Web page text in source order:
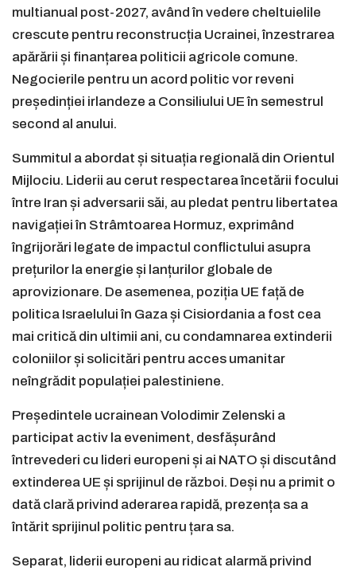
multianual post-2027, având în vedere cheltuielile
crescute pentru reconstrucția Ucrainei, înzestrarea
apărării și finanțarea politicii agricole comune.
Negocierile pentru un acord politic vor reveni
președinției irlandeze a Consiliului UE în semestrul
second al anului.
Summitul a abordat și situația regională din Orientul
Mijlociu. Liderii au cerut respectarea încetării focului
între Iran și adversarii săi, au pledat pentru libertatea
navigației în Strâmtoarea Hormuz, exprimând
îngrijorări legate de impactul conflictului asupra
prețurilor la energie și lanțurilor globale de
aprovizionare. De asemenea, poziția UE față de
politica Israelului în Gaza și Cisiordania a fost cea
mai critică din ultimii ani, cu condamnarea extinderii
coloniilor și solicitări pentru acces umanitar
neîngrădit populației palestiniene.
Președintele ucrainean Volodimir Zelenski a
participat activ la eveniment, desfășurând
întrevederi cu lideri europeni și ai NATO și discutând
extinderea UE și sprijinul de război. Deși nu a primit o
dată clară privind aderarea rapidă, prezența sa a
întărit sprijinul politic pentru țara sa.
Separat, liderii europeni au ridicat alarmă privind